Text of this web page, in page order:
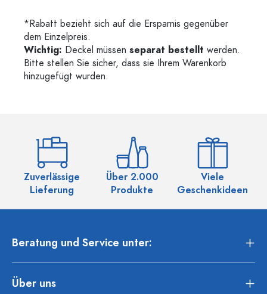
*Rabatt bezieht sich auf die Ersparnis gegenüber
dem Einzelpreis.
Wichtig: Deckel müssen separat bestellt werden.
Bitte stellen Sie sicher, dass sie Ihrem Warenkorb
hinzugefügt wurden.
Zuverlässige
Lieferung
Über 2.000
Produkte
Viele
Geschenkideen
Beratung und Service unter:
Über uns